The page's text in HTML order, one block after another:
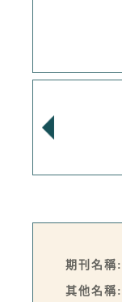
期刊名稱:
其他名稱: